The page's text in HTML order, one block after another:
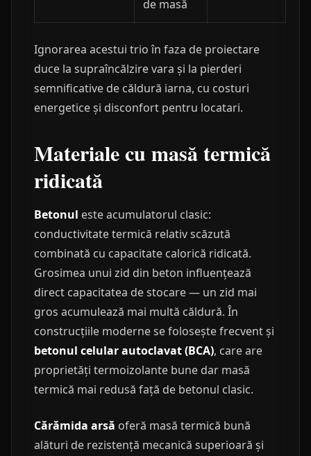
de masă
Ignorarea acestui trio în faza de proiectare
duce la supraîncălzire vara și la pierderi
semnificative de căldură iarna, cu costuri
energetice și disconfort pentru locatari.
Materiale cu masă termică
ridicată
Betonul este acumulatorul clasic:
conductivitate termică relativ scăzută
combinată cu capacitate calorică ridicată.
Grosimea unui zid din beton influențează
direct capacitatea de stocare — un zid mai
gros acumulează mai multă căldură. În
construcțiile moderne se folosește frecvent și
betonul celular autoclavat (BCA), care are
proprietăți termoizolante bune dar masă
termică mai redusă față de betonul clasic.
Cărămida arsă oferă masă termică bună
alături de rezistență mecanică superioară și